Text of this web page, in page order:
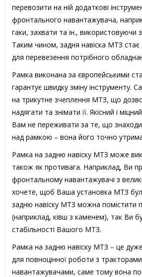
перевозити на ній додаткові
фронтального навантажувача,
гаки, захвати та ін., використовуючи
Таким чином, задня навіска МТЗ
для перевезення потрібного
Рамка виконана за європейськими
гарантує швидку зміну інструменту.
на трикутне зчеплення МТЗ, що
надягати та знімати її. Якісний і
Вам не переживати за те, що
над рамкою – вона його точно
Рамка на задню навіску МТЗ може
також як противага. Наприклад, Ви
фронтальному навантажувачі з
хочете, щоб Ваша установка МТЗ
задню навіску МТЗ можна помістити
(наприклад, ківш з каменем), так Ви
стабільності Вашого МТЗ.
Рамка на задню навіску МТЗ – це
для повноцінної роботи з
навантажувачами, саме тому вона